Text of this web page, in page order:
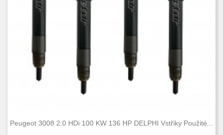
Peugeot 3008 2.0 HDi 100 KW 136 HP DELPHI Vstřiky Použité...